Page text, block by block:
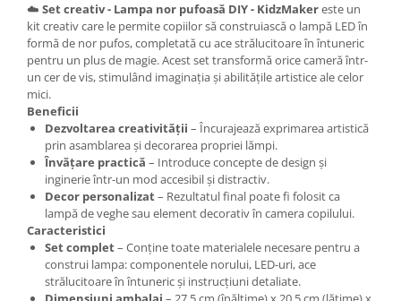
☁️ Set creativ - Lampa nor pufoasă DIY - KidzMakereste un
kit creativ care le permite copiilor să construiască o lampă LED în
formă de nor pufos, completată cu ace strălucitoare în întuneric
pentru un plus de magie. Acest set transformă orice cameră într-
un cer de vis, stimulând imaginația și abilitățile artistice ale celor
mici.
Beneficii
Dezvoltarea creativității – Încurajează exprimarea artistică
prin asamblarea și decorarea propriei lămpi.
Învățare practică – Introduce concepte de design și
inginerie într-un mod accesibil și distractiv.
Decor personalizat– Rezultatul final poate fi folosit ca
lampă de veghe sau element decorativ în camera copilului.
Caracteristici
Set complet– Conține toate materialele necesare pentru a
construi lampa: componentele norului, LED-uri, ace
strălucitoare în întuneric și instrucțiuni detaliate.